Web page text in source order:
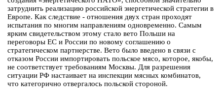
затруднить реализацию российской энергетической стратегии в
Европе. Как следствие - отношения двух стран проходят
испытания по многим направлениям одновременно. Самым
ярким свидетельством этому стало вето Польши на
переговоры ЕС и России по новому соглашению о
стратегическом партнерстве. Вето было введено в связи с
отказом России импортировать польское мясо, которое, якобы,
не соответствует требованиям Москвы. Для разрешения
ситуации РФ настаивает на инспекции мясных комбинатов,
что категорично отвергалось польской стороной.